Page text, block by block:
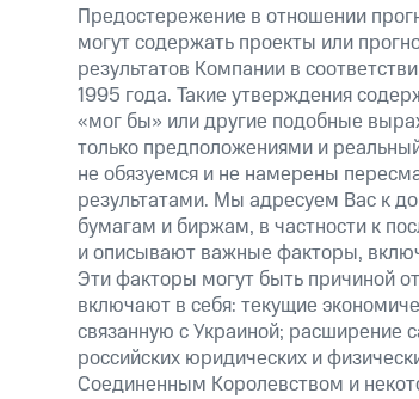
Предостережение в отношении
могут содержать проекты или
результатов Компании в
1995 года. Такие утверждения
«мог бы» или другие подобные
только предположениями и
не обязуемся и не намерены
результатами. Мы адресуем Вас к
бумагам и биржам, в частности к
и описывают важные факторы,
Эти факторы могут быть причиной
включают в себя: текущие
связанную с Украиной; расширение
российских юридических и
Соединенным Королевством и